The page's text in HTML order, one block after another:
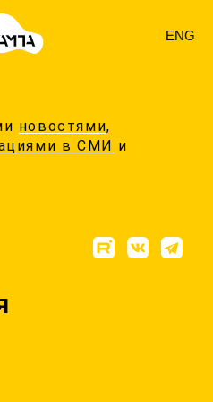
ENG
новостями,
в СМИ и